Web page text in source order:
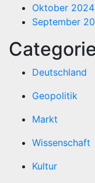
Oktober 2024
September
Deutschland
Geopolitik
Markt
Wissenschaft
Kultur